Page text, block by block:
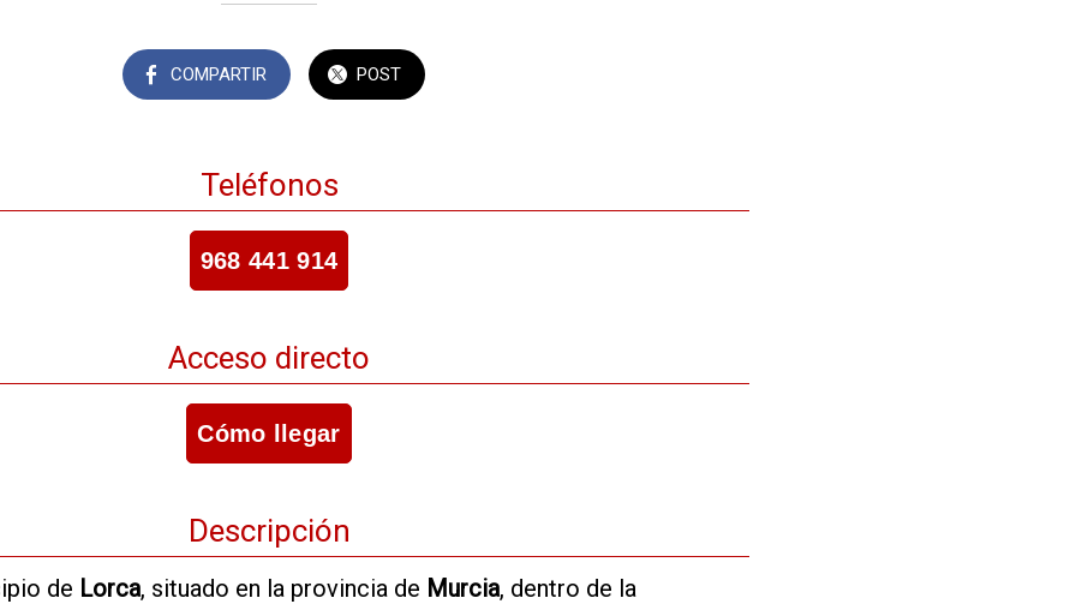
COMPARTIR POST
Teléfonos
968 441 914
Acceso directo
Cómo llegar
Descripción
de Lorca, situado en la provincia de Murcia, dentro de la